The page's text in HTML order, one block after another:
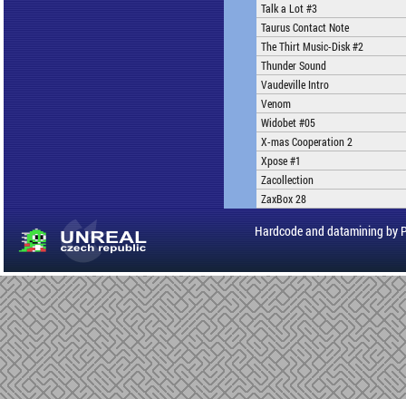
Talk a Lot #3
Taurus Contact Note
The Thirt Music-Disk #2
Thunder Sound
Vaudeville Intro
Venom
Widobet #05
X-mas Cooperation 2
Xpose #1
Zacollection
ZaxBox 28
Hardcode and datamining by